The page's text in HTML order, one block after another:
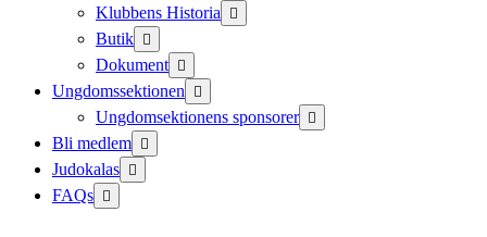
Klubbens Historia
Butik
Dokument
Ungdomssektionen
Ungdomsektionens sponsorer
Bli medlem
Judokalas
FAQs